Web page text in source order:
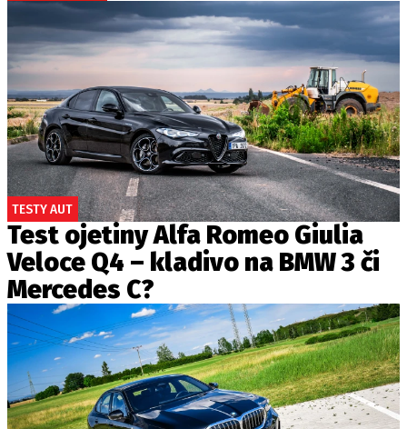
TESTY AUT
Test ojetiny Alfa Romeo Giulia
Veloce Q4 – kladivo na BMW 3 či
Mercedes C?